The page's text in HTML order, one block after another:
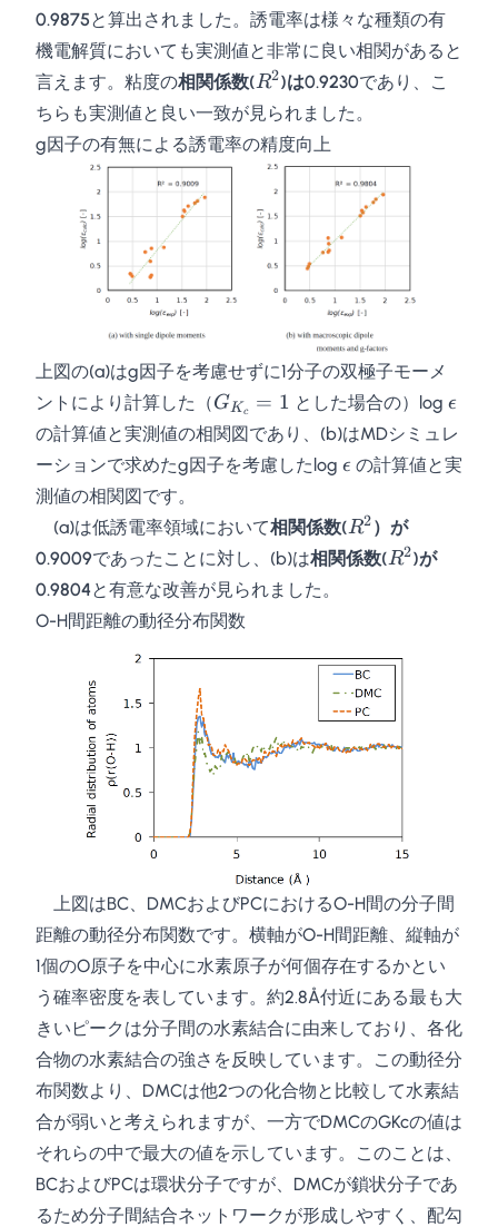
0.9875と算出されました。誘電率は様々な種類の有
機電解質においても実測値と非常に良い相関があると
言えます。粘度の相関係数( R^2
R2)は0.9230であり、こ
ちらも実測値と良い一致が見られました。
g因子の有無による誘電率の精度向上
上図の(a)はg因子を考慮せずに1分子の双極子モーメ
ントにより計算した（G_{K_c}=1
GKc = 1 とした場合の）log ϵ
の計算値と実測値の相関図であり、(b)はMDシミュレ
ーションで求めたg因子を考慮したlog \epsilon
ϵ の計算値と実
測値の相関図です。
(a)は低誘電率領域において相関係数( R^2
R2）が
0.9009であったことに対し、(b)は相関係数( R^2
R2)が
0.9804と有意な改善が見られました。
O-H間距離の動径分布関数
上図はBC、DMCおよびPCにおけるO-H間の分子間
距離の動径分布関数です。横軸がO-H間距離、縦軸が
1個のO原子を中心に水素原子が何個存在するかとい
う確率密度を表しています。約2.8Å付近にある最も大
きいピークは分子間の水素結合に由来しており、各化
合物の水素結合の強さを反映しています。この動径分
布関数より、DMCは他2つの化合物と比較して水素結
合が弱いと考えられますが、一方でDMCのGKcの値は
それらの中で最大の値を示しています。このことは、
BCおよびPCは環状分子ですが、DMCが鎖状分子であ
るため分子間結合ネットワークが形成しやすく、配勾